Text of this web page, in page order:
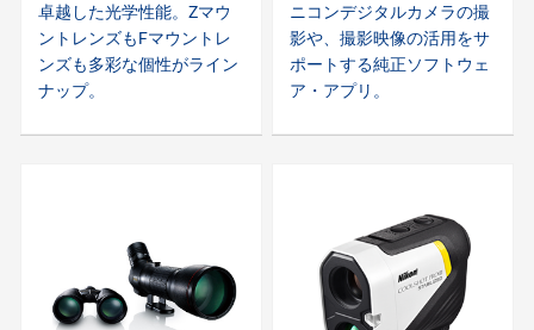
卓越した光学性能。Zマウ
ントレンズもFマウントレ
ンズも多彩な個性がライン
ナップ。
ニコンデジタルカメラの撮
影や、撮影映像の活用をサ
ポートする純正ソフトウェ
ア・アプリ。